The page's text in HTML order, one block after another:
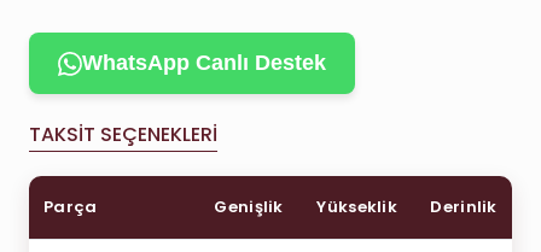
WhatsApp Canlı Destek
TAKSIT SEÇENEKLERI
Parça Genişlik Yükseklik Derinlik